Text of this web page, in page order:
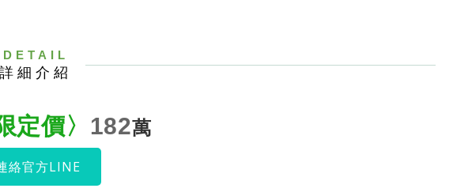
DETAIL
詳細介紹
定價〉 182萬
絡官方LINE